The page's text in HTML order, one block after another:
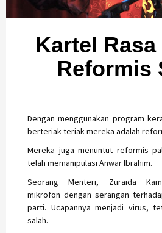
Kartel Rasa
Reformis
Dengan menggunakan program
berteriak-teriak mereka adalah
Mereka juga menuntut reformis
telah memanipulasi Anwar Ibrahim.
Seorang Menteri, Zuraida
mikrofon dengan serangan
parti. Ucapannya menjadi virus,
salah.